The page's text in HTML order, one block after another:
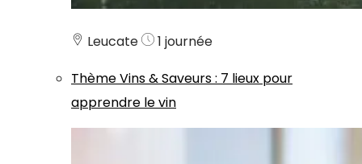
Leucate
1 journée
ThèmeVins & Saveurs: 7 lieux pour
apprendre le vin